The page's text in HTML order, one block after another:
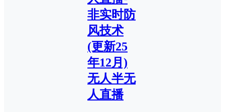
非实时防
风技术
(更新25
年12月)
无人半无
人直播